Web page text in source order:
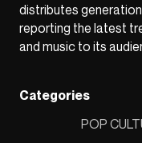
distributes
reporting the latest
and music to its
Categories
POP